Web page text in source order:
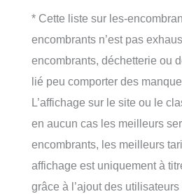
* Cette liste sur les-
encombrants n’est pas
encombrants, déchetterie ou
lié peu comporter des
L’affichage sur le site ou le
en aucun cas les meilleurs
encombrants, les meilleurs
affichage est uniquement à
grâce à l’ajout des